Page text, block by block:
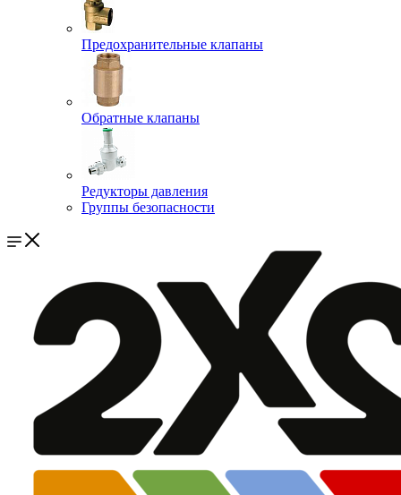
Предохранительные клапаны
Обратные клапаны
Редукторы давления
Группы безопасности